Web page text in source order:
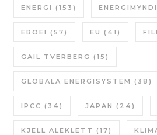
ENERGI (153)
EROEI (57) EU (41)
GAIL TVERBERG (15)
GLOBALA ENERGISYSTEM (38)
IPCC (34) JAPAN (24)
KJELL ALEKLETT (17)